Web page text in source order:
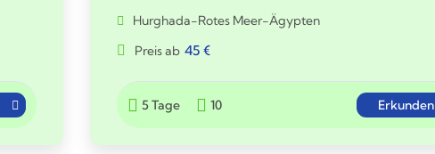
Hurghada-Rotes Meer-Ägypten
Preis ab 45 €
5 Tage 10 Erkunden